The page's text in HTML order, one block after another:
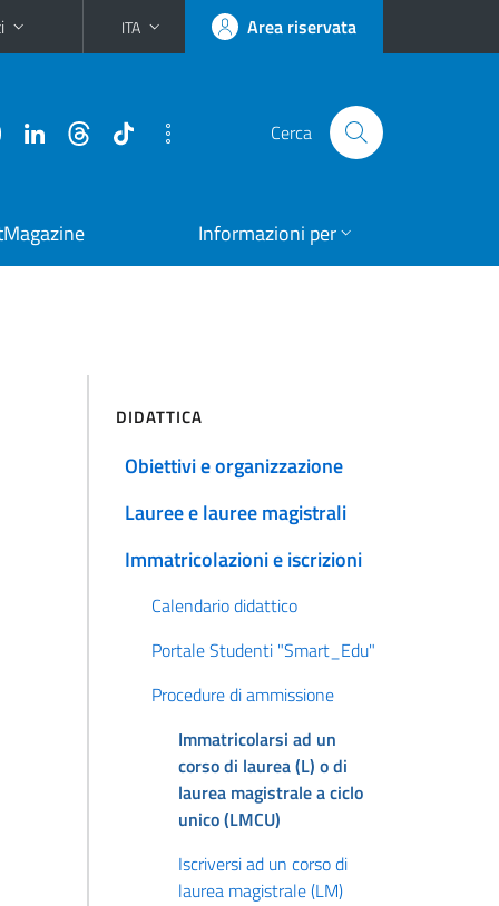
ITA Area riservata
Cerca
Informazioni per
DIDATTICA
Obiettivi e organizzazione
Lauree e lauree magistrali
Immatricolazioni e iscrizioni
Calendario didattico
Portale Studenti "Smart_Edu"
Procedure di ammissione
Immatricolarsi ad un
corso di laurea (L) o di
laurea magistrale a ciclo
unico (LMCU)
Iscriversi ad un corso di
laurea magistrale (LM)